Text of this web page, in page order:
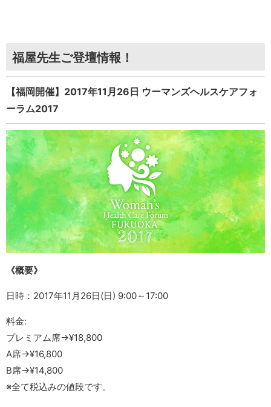
福屋先生ご登壇情報！
【福岡開催】2017年11月26日 ウーマンズヘルスケアフォ
ーラム2017
《概要》
日時：2017年11月26日(日) 9:00～17:00
料金:
プレミアム席→¥18,800
A席→¥16,800
B席→¥14,800
※全て税込みの値段です。